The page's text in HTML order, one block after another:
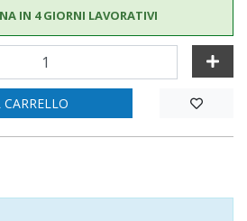
IN 4 GIORNI LAVORATIVI